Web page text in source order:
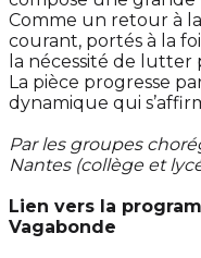
Comme un retour à
courant, portés à la
la nécessité de lutter
La pièce progresse
dynamique qui
Par les groupes
Nantes (collège et
Lien vers la
Vagabonde